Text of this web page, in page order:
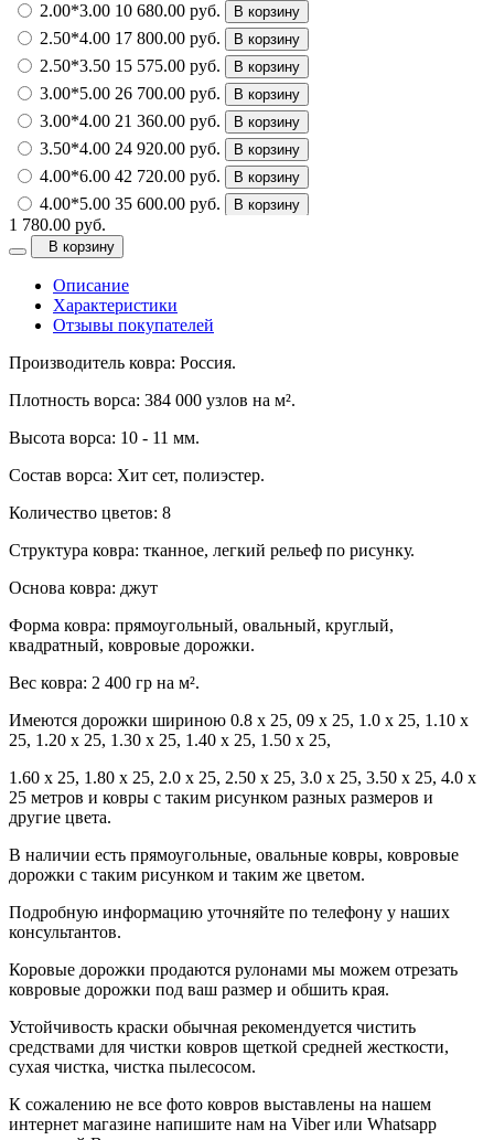
2.00*3.00 10 680.00 руб. В корзину
2.50*4.00 17 800.00 руб. В корзину
2.50*3.50 15 575.00 руб. В корзину
3.00*5.00 26 700.00 руб. В корзину
3.00*4.00 21 360.00 руб. В корзину
3.50*4.00 24 920.00 руб. В корзину
4.00*6.00 42 720.00 руб. В корзину
4.00*5.00 35 600.00 руб. В корзину
4.00*4.00 28 480.00 руб.
1 780.00 руб.
В корзину
Описание
Характеристики
Отзывы покупателей
Производитель ковра: Россия.
Плотность ворса: 384 000 узлов на м².
Высота ворса: 10 - 11 мм.
Состав ворса: Хит сет, полиэстер.
Количество цветов: 8
Структура ковра: тканное, легкий рельеф по рисунку.
Основа ковра: джут
Форма ковра: прямоугольный, овальный, круглый,
квадратный, ковровые дорожки.
Вес ковра: 2 400 гр на м².
Имеются дорожки шириною 0.8 x 25, 09 x 25, 1.0 x 25, 1.10 x
25, 1.20 x 25, 1.30 x 25, 1.40 x 25, 1.50 x 25,
1.60 x 25, 1.80 x 25, 2.0 x 25, 2.50 x 25, 3.0 x 25, 3.50 x 25, 4.0 x
25 метров и ковры с таким рисунком разных размеров и
другие цвета.
В наличии есть прямоугольные, овальные ковры, ковровые
дорожки с таким рисунком и таким же цветом.
Подробную информацию уточняйте по телефону у наших
консультантов.
Коровые дорожки продаются рулонами мы можем отрезать
ковровые дорожки под ваш размер и обшить края.
Устойчивость краски обычная рекомендуется чистить
средствами для чистки ковров щеткой средней жесткости,
сухая чистка, чистка пылесосом.
К сожалению не все фото ковров выставлены на нашем
интернет магазине напишите нам на Viber или Whatsapp